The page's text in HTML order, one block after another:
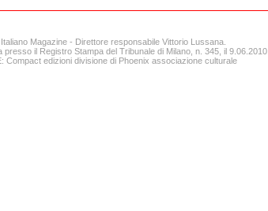
Magazine - Direttore responsabile Vittorio Lussana.
presso il Registro Stampa del Tribunale di Milano, n. 345, il 9.06.2010.
Compact edizioni divisione di Phoenix associazione culturale